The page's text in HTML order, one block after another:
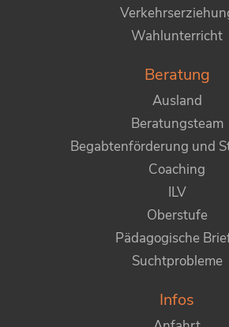
Wahlunterricht
Beratung
Ausland
Beratungsteam
Begabtenförderung und
Coaching
ILV
Oberstufe
Pädagogische
Suchtprobleme
Infos